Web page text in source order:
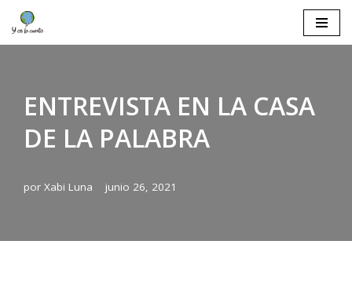
Saltar
ENTREVISTA EN LA CASA
DE LA PALABRA
por Xabi Luna junio 26, 2021